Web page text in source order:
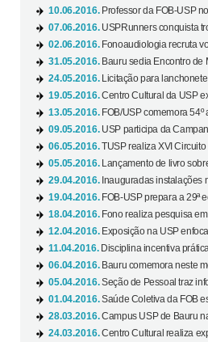
10.06.2016. Professor da FOB-USP
07.06.2016. USPRunners conquista
02.06.2016. Fonoaudiologia recruta
31.05.2016. Bauru sedia Encontro de
24.05.2016.
Licitação para
19.05.2016.Centro Cultural da USP
13.05.2016. FOB/USP comemora
09.05.2016. USP participa da
06.05.2016.TUSP realiza XVI Circuito
05.05.2016.
Lançamento de livro
29.04.2016. Inauguradas instalações
19.04.2016. FOB-USP prepara a 29ª
18.04.2016. Fono realiza pesquisa
12.04.2016. Exposição na USP
11.04.2016. Disciplina incentiva
06.04.2016. Bauru comemora neste
05.04.2016.Seção de Pessoal traz
01.04.2016.Saúde Coletiva da FOB
28.03.2016.Campus USP de Bauru
24.03.2016.Centro Cultural realiza